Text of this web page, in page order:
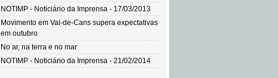
NOTIMP - Noticiário da Imprensa - 17/03/2013
Movimento em Val-de-Cans supera expectativas
em outubro
No ar, na terra e no mar
NOTIMP - Noticiário da Imprensa - 21/02/2014